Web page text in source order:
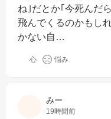
ね｣だとか｢今死んだ
飛んでくるのかもし
かない自…
心 悩み
みー
19時間前